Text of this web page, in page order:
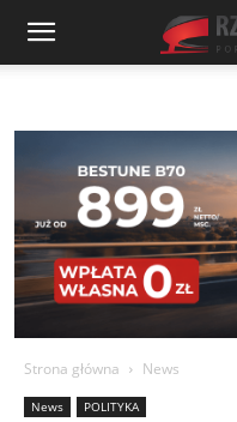
Strona główna News
News POLITYKA